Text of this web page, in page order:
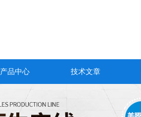
产品中心 技术文章